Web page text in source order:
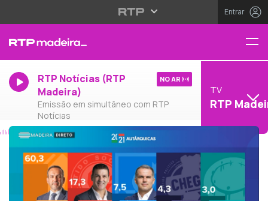
Entrar
RTP Notícias (RTP
Madeira)
Emissão em simultâneo com RTP
Notícias
NO AR
TV
RTP